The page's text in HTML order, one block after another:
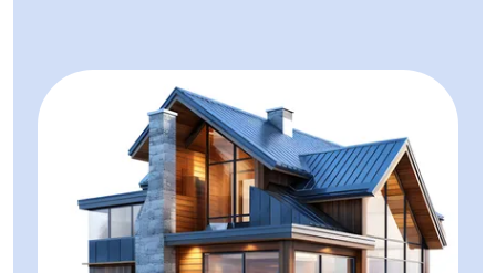
Spatii industriale de inchiriat in Alba Iulia Ampoi 1
Spatii industriale de inchiriat in Alba Iulia Central
Spatii industriale de inchiriat in Alba Iulia Cetate
Spatii industriale de inchiriat in Alba Iulia Micesti